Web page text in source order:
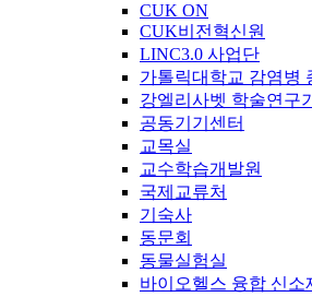
CUK ON
CUK비전혁신원
LINC3.0 사업단
가톨릭대학교 감염병
강엘리사벳 학술연구
공동기기센터
교목실
교수학습개발원
국제교류처
기숙사
동문회
동물실험실
바이오헬스 융합 신소